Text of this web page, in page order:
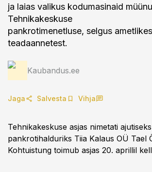
ja laias valikus kodumasinaid
Tehnikakeskuse
pankrotimenetluse, selgus
teadaannetest.
Kaubandus.ee
Jaga Salvesta Vihja
Tehnikakeskuse asjas nimetati ajutiseks
pankrotihalduriks Tiia Kalaus OÜ Tael
Kohtuistung toimub asjas 20. aprillil